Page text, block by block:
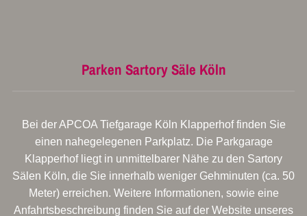
Parken Sartory Säle Köln
Bei der APCOA Tiefgarage Köln Klapperhof finden Sie
einen nahegelegenen Parkplatz. Die Parkgarage
Klapperhof liegt in unmittelbarer Nähe zu den Sartory
Sälen Köln, die Sie innerhalb weniger Gehminuten (ca. 50
Meter) erreichen. Weitere Informationen, sowie eine
Anfahrtsbeschreibung finden Sie auf der Website unseres